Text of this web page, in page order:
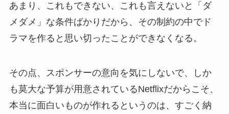
あまり、これもできない、これも言えないと「ダ
メダメ」な条件ばかりだから、その制約の中でド
ラマを作ると思い切ったことができなくなる。
その点、スポンサーの意向を気にしないで、しか
も莫大な予算が用意されているNetflixだからこそ、
本当に面白いものが作れるというのは、すごく納